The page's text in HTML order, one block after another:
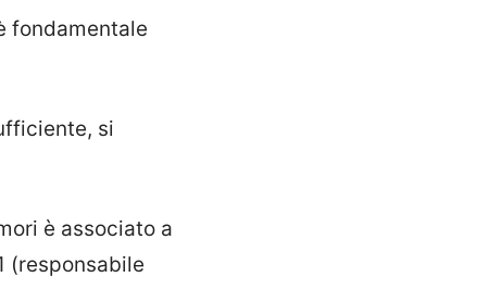
fondamentale
si
è associato a
(responsabile